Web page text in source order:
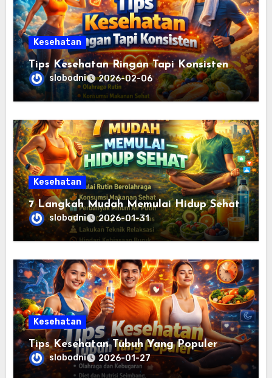
Kesehatan
Tips Kesehatan Ringan Tapi Konsisten
slobodni 2026-02-06
Kesehatan
7 Langkah Mudah Memulai Hidup Sehat
slobodni 2026-01-31
Kesehatan
Tips Kesehatan Tubuh Yang Populer
slobodni 2026-01-27